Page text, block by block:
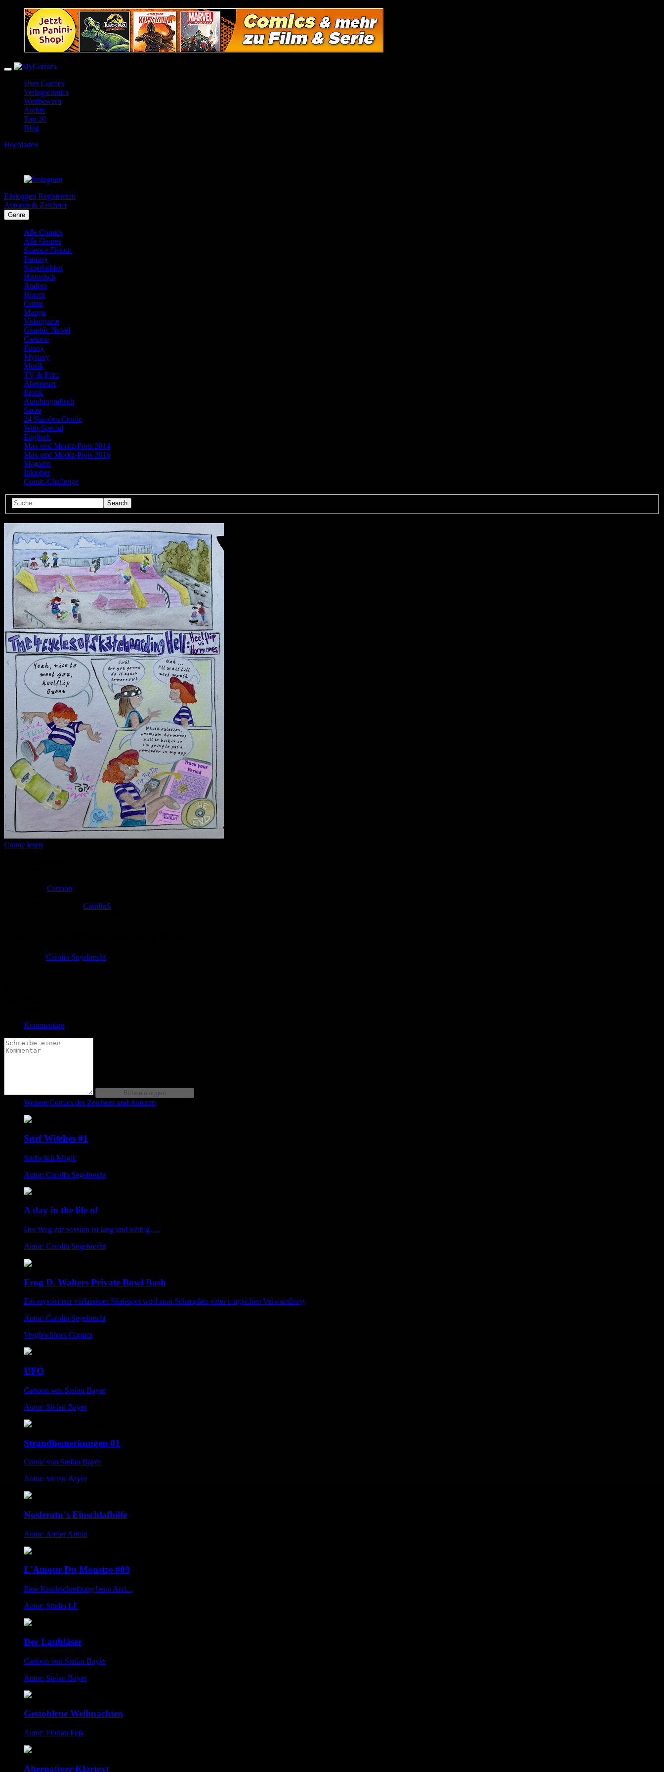
User Comics
Verlagscomics
Wettbewerb
Archiv
Top 20
Blog
Hochladen
Einloggen Registrieren
Autoren & Zeichner
Genre
Alle Comics
Alle Genres
Science Fiction
Fantasy
Superhelden
Historisch
Andere
Horror
Crime
Manga
Videogame
Graphic Novel
Cartoon
Funny
Mystery
Musik
TV & Film
Abenteuer
Erotik
Autobiografisch
Satire
24 Stunden Comic
Web-Special
Englisch
Max und Moritz-Preis 2014
Max und Moritz-Preis 2016
Magazin
Inktober
Comic-Challenge
Comic lesen
Cartoon
CarolinS
Carolin Segebrecht
Kommentare
Weitere Comics der Zeichner und Autoren
Surf Witches #1
Surfwitch Magic
Autor: Carolin Segebrecht
A day in the life of
Der Weg zur Session ist lang und steinig….
Autor: Carolin Segebrecht
Frog D. Walters Private Bowl Bash
Ein mysteriöser verlassener Skatespot wird zum Schauplatz einer magischen Verwandlung
Autor: Carolin Segebrecht
Vergleichbare Comics
UFO
Cartoon von Stefan Bayer
Autor: Stefan Bayer
Strandbemerkungen 01
Comic von Stefan Bayer
Autor: Stefan Bayer
Nosferatu´s Einschlafhilfe
Autor: Armer Armin
L'Amour Du Monstre #09
Eine Krankschreibung beim Arzt...
Autor: Studio LF
Der Laubläser
Cartoon von Stefan Bayer
Autor: Stefan Bayer
Gestohlene Weihnachten
Autor: Florian Fejk
Alternativer Klartext